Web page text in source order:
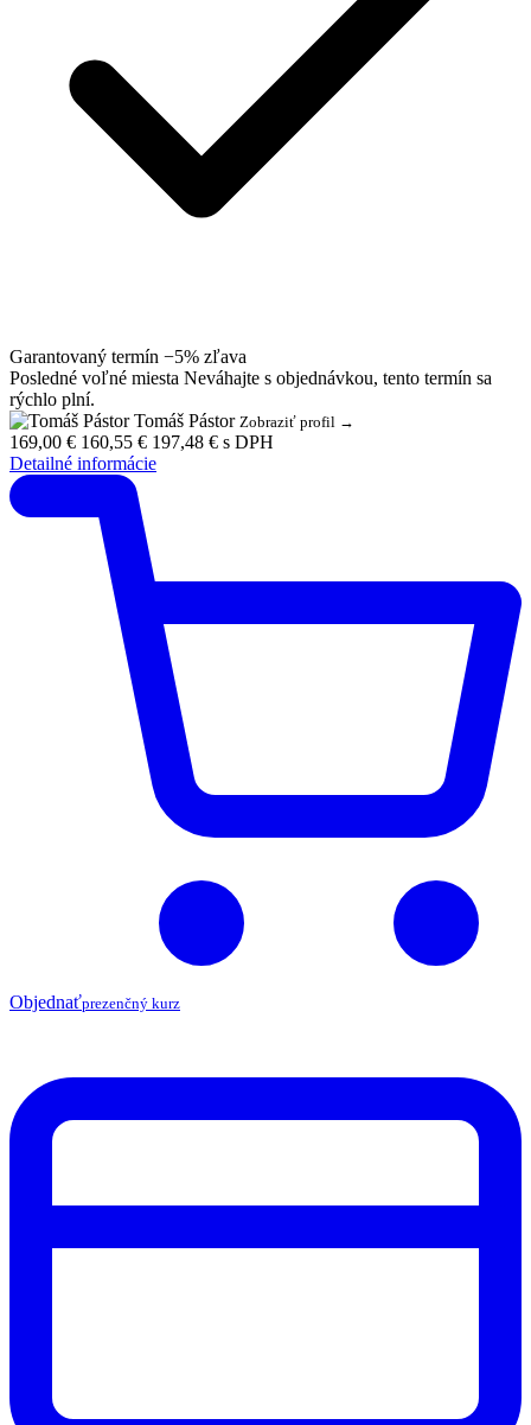
Garantovaný termín −5% zľava
Posledné voľné miesta Neváhajte s objednávkou, tento termín sa
rýchlo plní.
Tomáš Pástor Zobraziť profil →
169,00 € 160,55 € 197,48 € s DPH
Detailné informácie
Objednaťprezenčný kurz